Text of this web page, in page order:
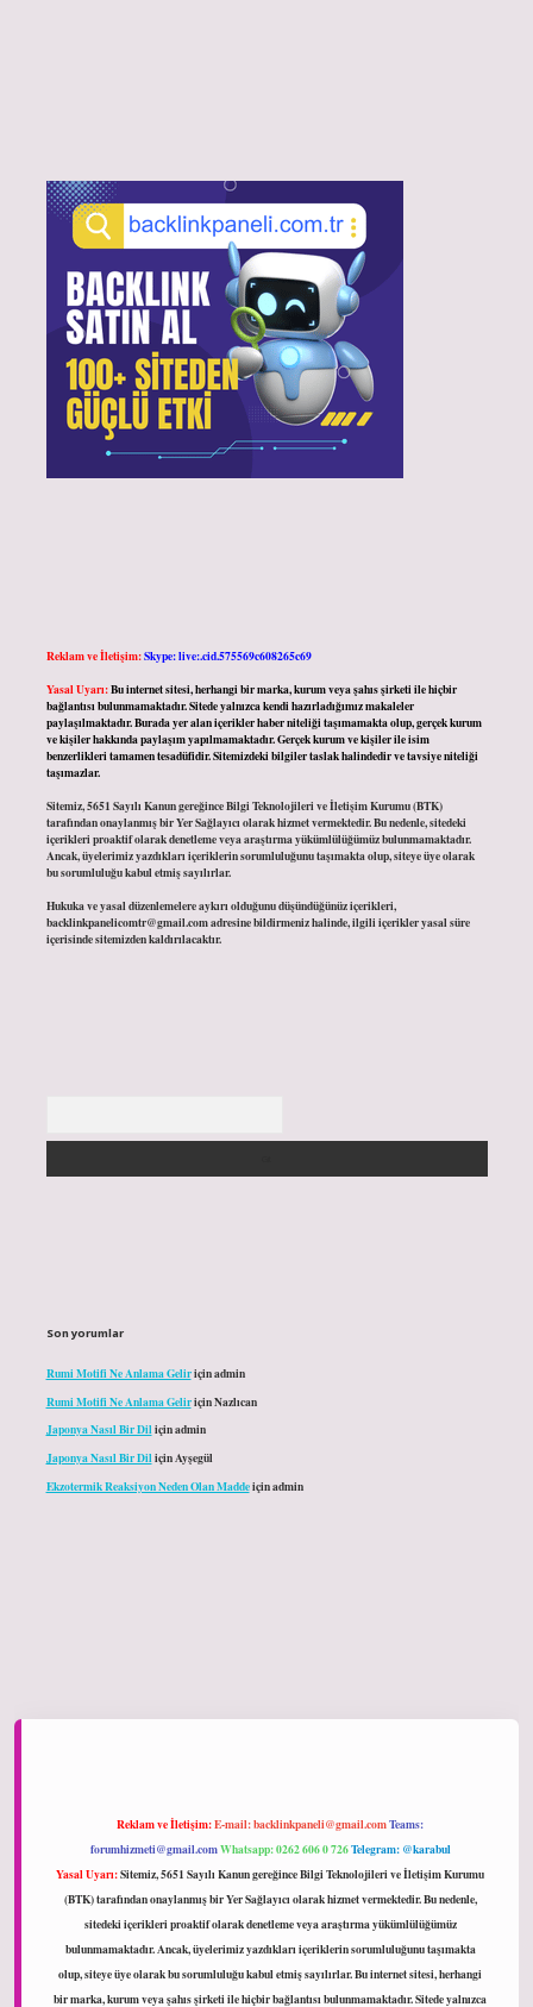
Reklam ve İletişim:Skype: live:.cid.575569c608265c69
Yasal Uyarı:Bu internet sitesi, herhangi bir marka, kurum veya şahıs şirketi ile hiçbir
bağlantısı bulunmamaktadır. Sitede yalnızca kendi hazırladığımız makaleler
paylaşılmaktadır. Burada yer alan içerikler haber niteliği taşımamakta olup, gerçek kurum
ve kişiler hakkında paylaşım yapılmamaktadır. Gerçek kurum ve kişiler ile isim
benzerlikleri tamamen tesadüfidir. Sitemizdeki bilgiler taslak halindedir ve tavsiye niteliği
taşımazlar.
Sitemiz, 5651 Sayılı Kanun gereğince Bilgi Teknolojileri ve İletişim Kurumu (BTK)
tarafından onaylanmış bir Yer Sağlayıcı olarak hizmet vermektedir. Bu nedenle, sitedeki
içerikleri proaktif olarak denetleme veya araştırma yükümlülüğümüz bulunmamaktadır.
Ancak, üyelerimiz yazdıkları içeriklerin sorumluluğunu taşımakta olup, siteye üye olarak
bu sorumluluğu kabul etmiş sayılırlar.
Hukuka ve yasal düzenlemelere aykırı olduğunu düşündüğünüz içerikleri,
backlinkpanelicomtr@gmail.comadresine bildirmeniz halinde, ilgili içerikler yasal süre
içerisinde sitemizden kaldırılacaktır.
Son yorumlar
Rumi Motifi Ne Anlama Geliriçinadmin
Rumi Motifi Ne Anlama GeliriçinNazlıcan
Japonya Nasıl Bir Diliçinadmin
Japonya Nasıl Bir DiliçinAyşegül
Ekzotermik Reaksiyon Neden Olan Maddeiçinadmin
Reklam ve İletişim:E-mail:backlinkpaneli@gmail.comTeams:
forumhizmeti@gmail.comWhatsapp: 0262 606 0 726Telegram: @karabul
Yasal Uyarı:Sitemiz, 5651 Sayılı Kanun gereğince Bilgi Teknolojileri ve İletişim Kurumu
(BTK) tarafından onaylanmış bir Yer Sağlayıcı olarak hizmet vermektedir. Bu nedenle,
sitedeki içerikleri proaktif olarak denetleme veya araştırma yükümlülüğümüz
bulunmamaktadır. Ancak, üyelerimiz yazdıkları içeriklerin sorumluluğunu taşımakta
olup, siteye üye olarak bu sorumluluğu kabul etmiş sayılırlar. Bu internet sitesi, herhangi
bir marka, kurum veya şahıs şirketi ile hiçbir bağlantısı bulunmamaktadır. Sitede yalnızca